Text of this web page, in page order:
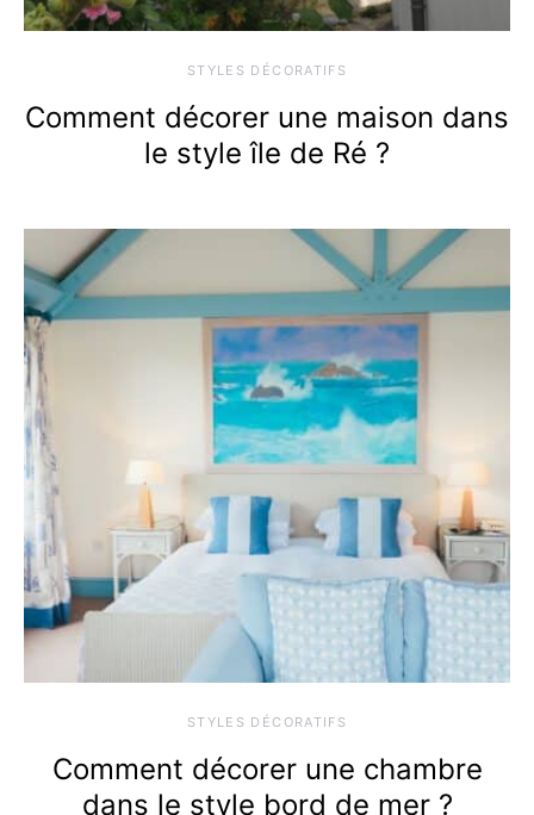
STYLES DÉCORATIFS
Comment décorer une maison dans
le style île de Ré ?
STYLES DÉCORATIFS
Comment décorer une chambre
dans le style bord de mer ?